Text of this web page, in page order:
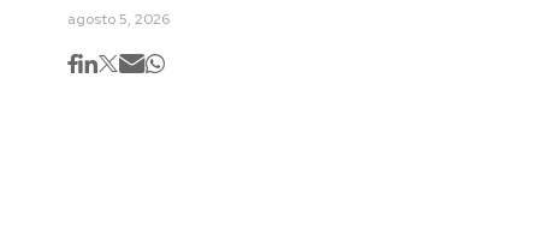
agosto 5, 2026